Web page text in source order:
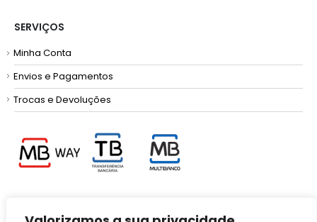
SERVIÇOS
Minha Conta
Envios e Pagamentos
Trocas e Devoluções